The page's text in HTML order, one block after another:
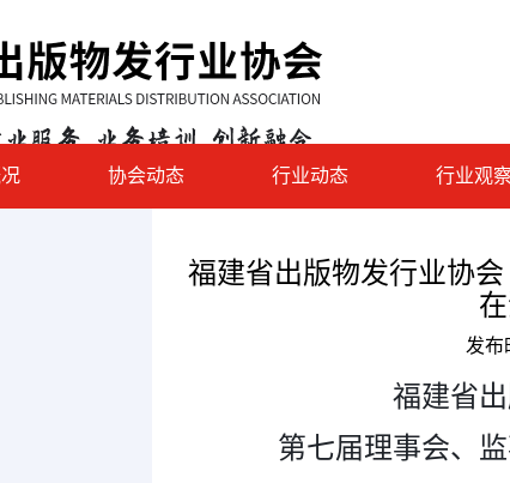
协会动态 行业动态 行业观
福建省出版物发行业协
发布
福建省
第七届理事会、